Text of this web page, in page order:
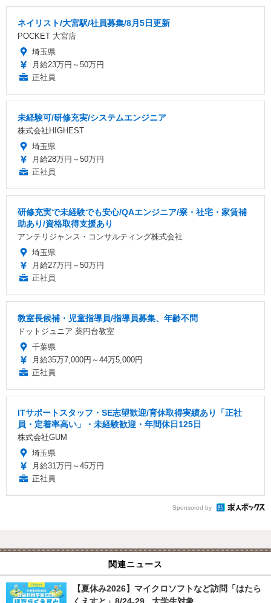
ネイリスト/大宮駅/社員募集/8月5日更新
POCKET 大宮店
埼玉県
月給23万円～50万円
正社員
未経験可/研修充実/システムエンジニア
株式会社HIGHEST
埼玉県
月給28万円～50万円
正社員
研修充実で未経験でも安心/QAエンジニア/寮・社宅・家賃補
助あり/資格取得支援あり
アンテリジャンス・コンサルティング株式会社
埼玉県
月給27万円～50万円
正社員
教室長候補・児童指導員/指導員募集、年齢不問
ドットジュニア 薬円台教室
千葉県
月給35万7,000円～44万5,000円
正社員
ITサポートスタッフ・SE志望歓迎/育休取得実績あり「正社
員・定着率高い」・未経験歓迎・年間休日125日
株式会社GUM
埼玉県
月給31万円～45万円
正社員
Sponsored by
関連ニュース
【夏休み2026】マイクロソフトなど訪問「はたら